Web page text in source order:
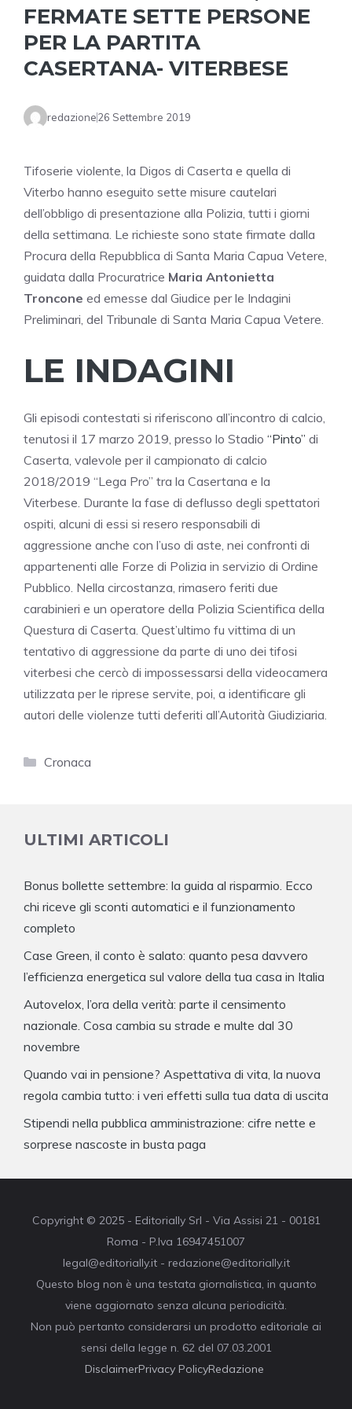
FERMATE SETTE PERSONE
PER LA PARTITA
CASERTANA- VITERBESE
redazione26 Settembre 2019
Tifoserie violente, la Digos di Caserta e quella di
Viterbo hanno eseguito sette misure cautelari
dell’obbligo di presentazione alla Polizia, tutti i giorni
della settimana. Le richieste sono state firmate dalla
Procura della Repubblica di Santa Maria Capua Vetere,
guidata dalla Procuratrice Maria Antonietta
Troncone ed emesse dal Giudice per le Indagini
Preliminari, del Tribunale di Santa Maria Capua Vetere.
LE INDAGINI
Gli episodi contestati si riferiscono all’incontro di calcio,
tenutosi il 17 marzo 2019, presso lo Stadio “Pinto” di
Caserta, valevole per il campionato di calcio
2018/2019 “Lega Pro” tra la Casertana e la
Viterbese. Durante la fase di deflusso degli spettatori
ospiti, alcuni di essi si resero responsabili di
aggressione anche con l’uso di aste, nei confronti di
appartenenti alle Forze di Polizia in servizio di Ordine
Pubblico. Nella circostanza, rimasero feriti due
carabinieri e un operatore della Polizia Scientifica della
Questura di Caserta. Quest’ultimo fu vittima di un
tentativo di aggressione da parte di uno dei tifosi
viterbesi che cercò di impossessarsi della videocamera
utilizzata per le riprese servite, poi, a identificare gli
autori delle violenze tutti deferiti all’Autorità Giudiziaria.
Categorie
Cronaca
ULTIMI ARTICOLI
Bonus bollette settembre: la guida al risparmio. Ecco
chi riceve gli sconti automatici e il funzionamento
completo
Case Green, il conto è salato: quanto pesa davvero
l’efficienza energetica sul valore della tua casa in Italia
Autovelox, l’ora della verità: parte il censimento
nazionale. Cosa cambia su strade e multe dal 30
novembre
Quando vai in pensione? Aspettativa di vita, la nuova
regola cambia tutto: i veri effetti sulla tua data di uscita
Stipendi nella pubblica amministrazione: cifre nette e
sorprese nascoste in busta paga
Copyright © 2025 - Editorially Srl - Via Assisi 21 - 00181
Roma - P.Iva 16947451007
legal@editorially.it - redazione@editorially.it
Questo blog non è una testata giornalistica, in quanto
viene aggiornato senza alcuna periodicità.
Non può pertanto considerarsi un prodotto editoriale ai
sensi della legge n. 62 del 07.03.2001
DisclaimerPrivacy PolicyRedazione